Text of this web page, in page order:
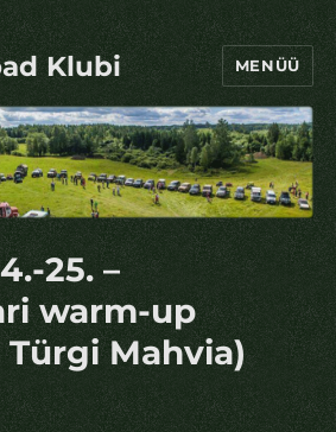
Klubi MENÜÜ
25. –
warm-up
Mahvia)